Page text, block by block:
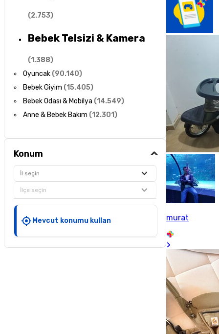
(2.753)
Bebek Telsizi & Kamera
(1.388)
Oyuncak (90.140)
Bebek Giyim (15.405)
Bebek Odası & Mobilya (14.549)
Anne & Bebek Bakım (12.301)
Konum
İl seçin
İlçe seçin
Mevcut konumu kullan murat